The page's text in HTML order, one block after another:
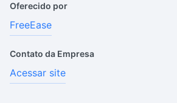
Oferecido por
FreeEase
Contato da Empresa
Acessar site